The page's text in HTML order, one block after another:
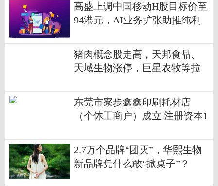
高盛上调中国移动H股目标价至
94港元，AI业务扩张助推纯利
猪肉概念股走高，天邦食品、
天域生物涨停，巨星农牧等拉
东莞市寮步鑫鑫印刷耗材店
（个体工商户）成立 注册资本1
2.7万个品牌“团灭”，华熙生物
新品牌凭什么敢“掀桌子”？